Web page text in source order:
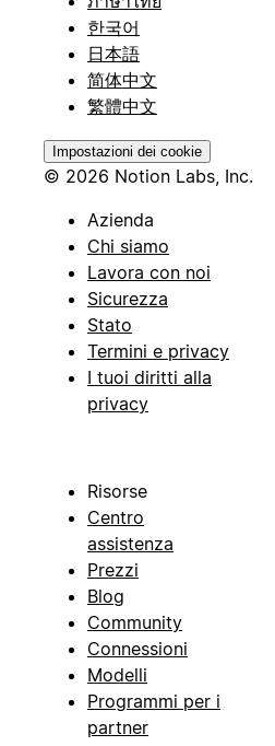
한국어
日本語
简体中文
繁體中文
Impostazioni dei cookie
© 2026 Notion Labs, Inc.
Azienda
Chi siamo
Lavora con noi
Sicurezza
Stato
Termini e privacy
I tuoi diritti alla
privacy
Risorse
Centro
assistenza
Prezzi
Blog
Community
Connessioni
Modelli
Programmi per i
partner